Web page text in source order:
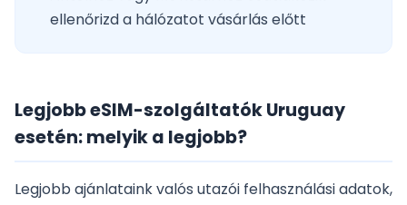
ellenőrizd a hálózatot vásárlás előtt
Legjobb eSIM-szolgáltatók Uruguay
esetén: melyik a legjobb?
Legjobb ajánlataink valós utazói felhasználási adatok,